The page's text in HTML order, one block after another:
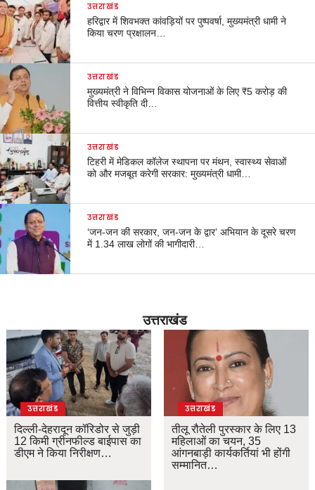
उत्तराखंड
हरिद्वार में शिवभक्त कांवड़ियों पर पुष्पवर्षा, मुख्यमंत्री धामी ने
किया चरण प्रक्षालन…
उत्तराखंड
मुख्यमंत्री ने विभिन्न विकास योजनाओं के लिए ₹5 करोड़ की
वित्तीय स्वीकृति दी…
उत्तराखंड
टिहरी में मेडिकल कॉलेज स्थापना पर मंथन, स्वास्थ्य सेवाओं
को और मजबूत करेगी सरकार: मुख्यमंत्री धामी…
उत्तराखंड
‘जन-जन की सरकार, जन-जन के द्वार’ अभियान के दूसरे चरण
में 1.34 लाख लोगों की भागीदारी…
उत्तराखंड
उत्तराखंड
दिल्ली-देहरादून कॉरिडोर से जुड़ी
12 किमी ग्रीनफील्ड बाईपास का
डीएम ने किया निरीक्षण…
उत्तराखंड
तीलू रौतेली पुरस्कार के लिए 13
महिलाओं का चयन, 35
आंगनबाड़ी कार्यकर्तियां भी होंगी
सम्मानित…